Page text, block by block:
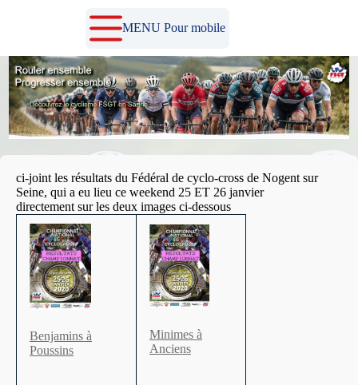
MENU Pour mobile
ci-joint les résultats du Fédéral de cyclo-cross de Nogent sur
Seine, qui a eu lieu ce weekend 25 ET 26 janvier
directement sur les deux images ci-dessous
Benjamins à
Poussins
Minimes à
Anciens